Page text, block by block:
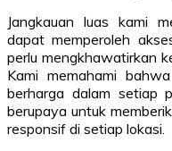
Jangkauan luas kami
dapat memperoleh
perlu mengkhawatirkan
Kami memahami
berharga dalam setiap
berupaya untuk
responsif di setiap lokasi.